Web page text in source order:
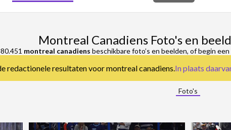
Montreal Canadiens Foto's en
montreal canadiens beschikbare foto’s en beelden, of begin
redactionele resultaten voor montreal canadiens.In plaats
Foto's